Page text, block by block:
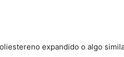
expandido o algo